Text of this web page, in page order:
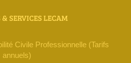
SERVICES LECAM
Civile Professionnelle (Tarifs
annuels)